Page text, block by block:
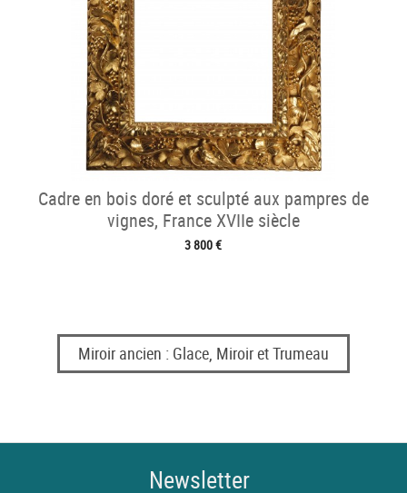
Cadre en bois doré et sculpté aux pampres de
vignes, France XVIIe siècle
3 800 €
Miroir ancien : Glace, Miroir et Trumeau
Newsletter